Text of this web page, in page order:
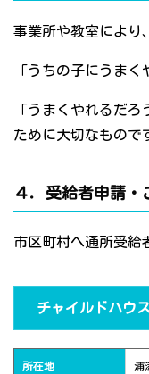
事業所や教室により
「うちの子にうまく
「うまくやれるだ
ために大切なもので
４．受給者申請・
市区町村へ通所受給
チャイルドハウ
所在地 浦